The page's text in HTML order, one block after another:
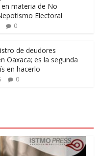
materia de No
Electoral
0
de deudores
Oaxaca; es la segunda
en hacerlo
0